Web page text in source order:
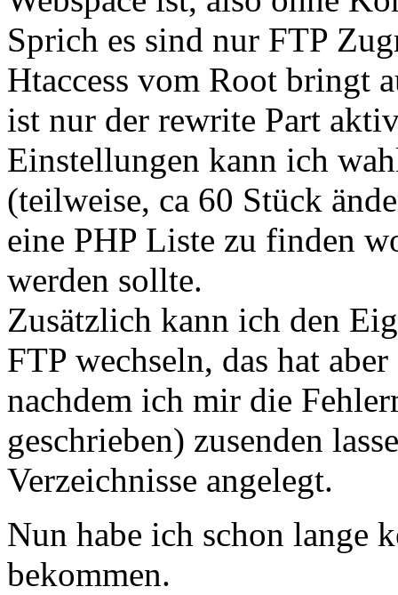
Sprich es sind nur FTP
Htaccess vom Root bringt
ist nur der rewrite Part
Einstellungen kann ich
(teilweise, ca 60 Stück
eine PHP Liste zu finden
werden sollte.
Zusätzlich kann ich den
FTP wechseln, das hat
nachdem ich mir die
geschrieben) zusenden
Verzeichnisse angelegt.
Nun habe ich schon lange
bekommen.